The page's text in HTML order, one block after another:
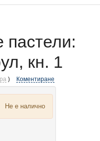
пастели:
кн. 1
Коментиране
Не е налично